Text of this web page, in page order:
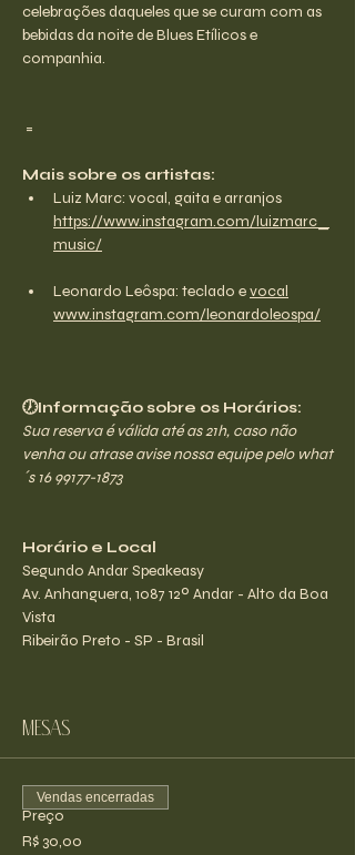
celebrações daqueles que se curam com as
bebidas da noite de Blues Etílicos e
companhia.
=
Mais sobre os artistas:
Luiz Marc: vocal, gaita e arranjos
https://www.instagram.com/luizmarc_
music/
Leonardo Leôspa: teclado e vocal
www.instagram.com/leonardoleospa/
🕖Informação sobre os Horários:
Sua reserva é válida até as 21h, caso não
venha ou atrase avise nossa equipe pelo what
´s 16 99177-1873
Horário e Local
Segundo Andar Speakeasy
Av. Anhanguera, 1087 12º Andar - Alto da Boa
Vista
Ribeirão Preto - SP - Brasil
Mesas
Preço
R$ 30,00
Vendas encerradas